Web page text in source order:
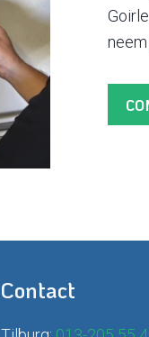
neem
Contact